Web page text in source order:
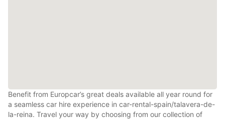
Benefit from Europcar’s great deals available all year round for
a seamless car hire experience in car-rental-spain/talavera-de-
la-reina. Travel your way by choosing from our collection of